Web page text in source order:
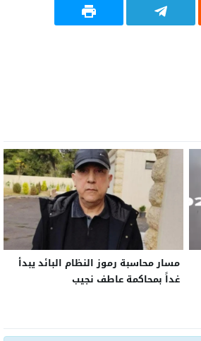
مسار محاسبة رموز النظام البائد يبدأ
غداً بمحاكمة عاطف نجيب